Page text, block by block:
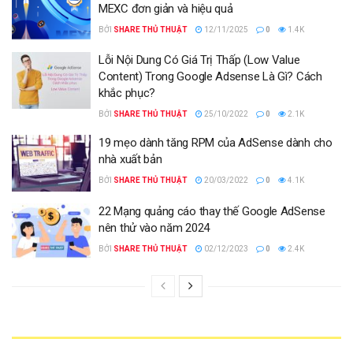
MEXC đơn giản và hiệu quả
BỞI SHARE THỦ THUẬT 12/11/2025 0 1.4K
Lỗi Nội Dung Có Giá Trị Thấp (Low Value
Content) Trong Google Adsense Là Gì? Cách
khắc phục?
BỞI SHARE THỦ THUẬT 25/10/2022 0 2.1K
19 mẹo dành tăng RPM của AdSense dành cho
nhà xuất bản
BỞI SHARE THỦ THUẬT 20/03/2022 0 4.1K
22 Mạng quảng cáo thay thế Google AdSense
nên thử vào năm 2024
BỞI SHARE THỦ THUẬT 02/12/2023 0 2.4K